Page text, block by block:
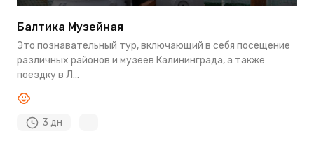
Балтика Музейная
Это познавательный тур, включающий в себя посещение
различных районов и музеев Калининграда, а также
поездку в Л...
3 дн